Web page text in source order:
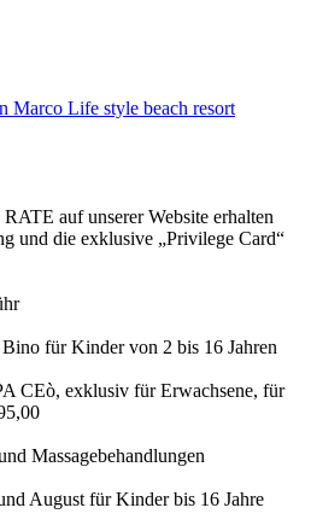
Marco Life style beach resort
auf unserer Website erhalten
und die exklusive „Privilege Card“
für Kinder von 2 bis 16 Jahren
CEò, exklusiv für Erwachsene, für
Massagebehandlungen
August für Kinder bis 16 Jahre